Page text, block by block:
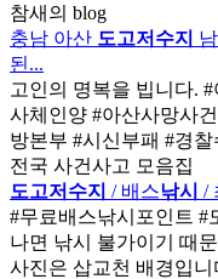
참새의 blog
충남 아산 도고저수지
된...
고인의 명복을 빕니다.
사체인양 #아산사망사
방본부 #시신부패 #경
전국 사건사고 모음집
도고저수지 / 배스낚시 /
#무료배스낚시포인트 #
나면 낚시 불가이기 때
사진은 삽교천 배경입니